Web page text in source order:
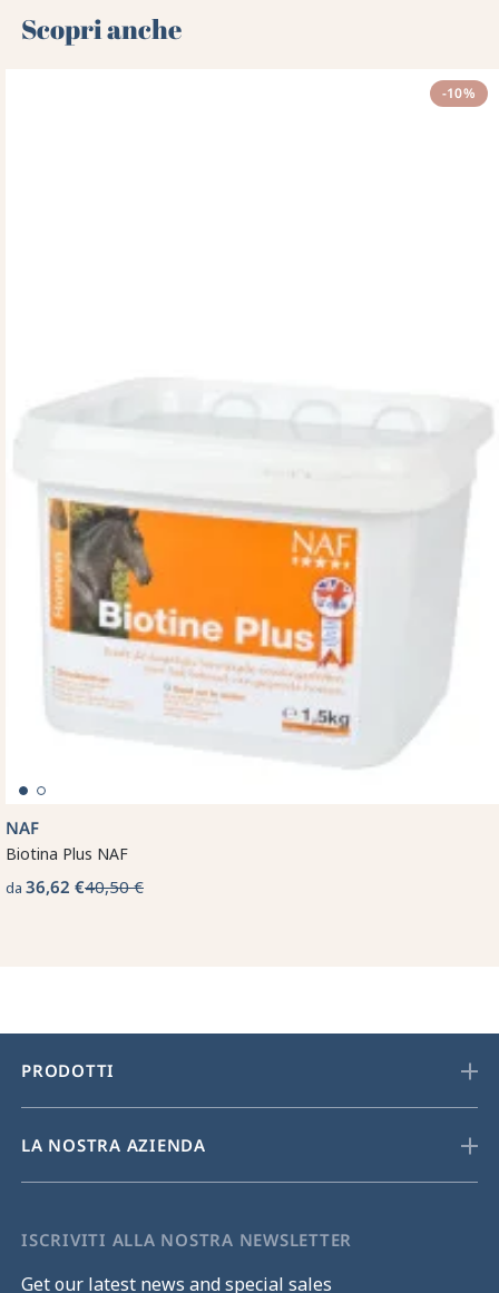
Scopri anche 🌻
-10%
NAF
Biotina Plus NAF
da 36,62 €40,50 €
PRODOTTI
LA NOSTRA AZIENDA
ISCRIVITI ALLA NOSTRA NEWSLETTER
Get our latest news and special sales